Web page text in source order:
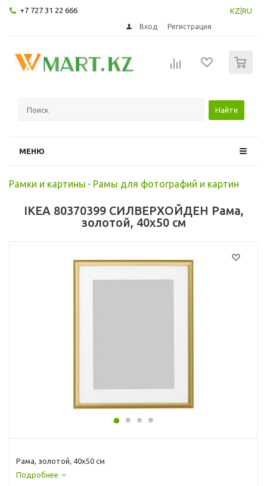
+7 727 31 22 666 KZ RU
Вход Регистрация
Найти
МЕНЮ
Рамки и картины - Рамы для фотографий и картин
IKEA 80370399 СИЛВЕРХОЙДЕН Рама,
золотой, 40x50 см
Рама, золотой, 40x50 см
Подробнее